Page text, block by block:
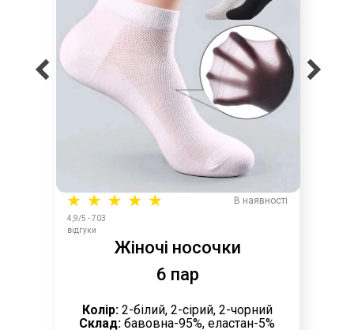
Жіночі носочки
6 пар
Колір:2-білий, 2-сірий, 2-чорний
Склад: бавовна-95%, еластан-5%
В наявності
4,9/5 - 703
відгуки